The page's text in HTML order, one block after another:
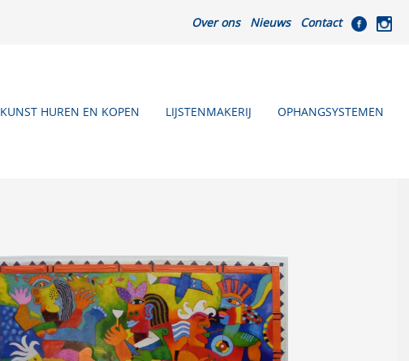
Over ons Nieuws Contact
KUNST HUREN EN KOPEN LIJSTENMAKERIJ OPHANGSYSTEMEN